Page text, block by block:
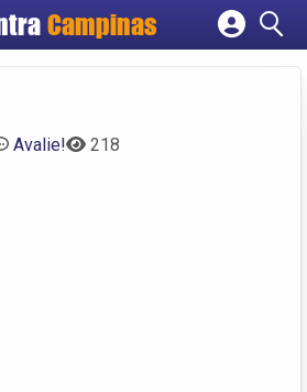
Campinas
Cadastrar empresa
Avalie! 218